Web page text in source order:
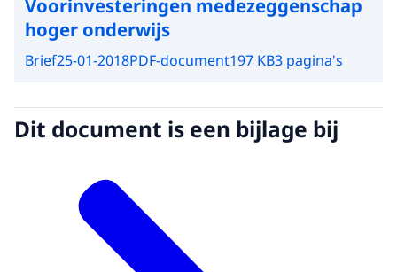
Voorinvesteringen medezeggenschap
hoger onderwijs
Brief25-01-2018PDF-document197 KB3 pagina's
Dit document is een bijlage bij